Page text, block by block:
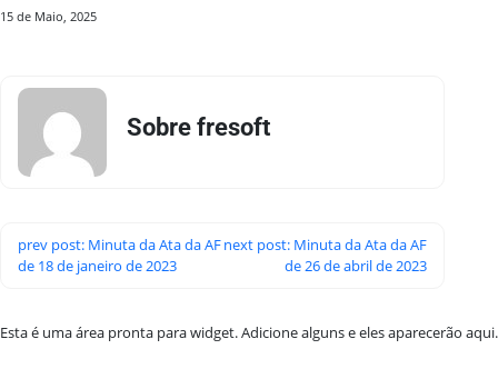
15 de Maio, 2025
Sobre fresoft
prev post: Minuta da Ata da AF
de 18 de janeiro de 2023
next post: Minuta da Ata da AF
de 26 de abril de 2023
Esta é uma área pronta para widget. Adicione alguns e eles aparecerão aqui.